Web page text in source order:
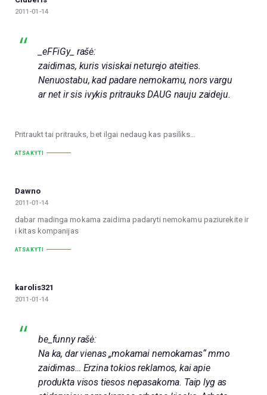
2011-01-14
_eFFiGy_ rašė:
zaidimas, kuris visiskai neturejo ateities.
Nenuostabu, kad padare nemokamu, nors vargu
ar net ir sis ivykis pritrauks DAUG nauju zaideju.
Pritraukt tai pritrauks, bet ilgai nedaug kas pasiliks…
ATSAKYTI
Dawno
2011-01-14
dabar madinga mokama zaidima padaryti nemokamu paziurekite ir
i kitas kompanijas
ATSAKYTI
karolis321
2011-01-14
be_funny rašė:
Na ka, dar vienas „mokamai nemokamas“ mmo
zaidimas… Erzina tokios reklamos, kai apie
produkta visos tiesos nepasakoma. Taip lyg as